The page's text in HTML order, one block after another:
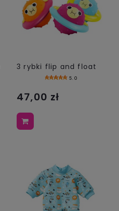
3 rybki flip and float
5.0
47,00 zł